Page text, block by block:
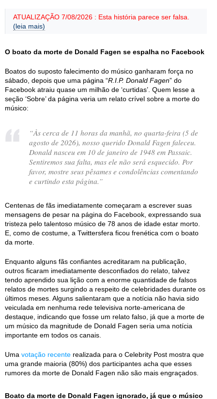
ATUALIZAÇÃO 7/08/2026 : Esta história parece ser falsa.
(leia mais)
O boato da morte de Donald Fagen se espalha no Facebook
Boatos do suposto falecimento do músico ganharam força no
sábado, depois que uma página “R.I.P. Donald Fagen” do
Facebook atraiu quase um milhão de ‘curtidas’. Quem lesse a
seção ‘Sobre’ da página veria um relato crível sobre a morte do
músico:
“Às cerca de 11 horas da manhã, no quarta-feira (5 de
agosto de 2026), nosso querido Donald Fagen faleceu.
Donald nasceu em 10 de janeiro de 1948 em Passaic.
Sentiremos sua falta, mas ele não será esquecido. Por
favor, mostre seus pêsames e condolências comentando
e curtindo esta página.”
Centenas de fãs imediatamente começaram a escrever suas
mensagens de pesar na página do Facebook, expressando sua
tristeza pelo talentoso músico de 78 anos de idade estar morto.
E, como de costume, a Twittersfera ficou frenética com o boato
da morte.
Enquanto alguns fãs confiantes acreditaram na publicação,
outros ficaram imediatamente desconfiados do relato, talvez
tendo aprendido sua lição com a enorme quantidade de falsos
relatos de mortes surgindo a respeito de celebridades durante os
últimos meses. Alguns salientaram que a notícia não havia sido
veiculada em nenhuma rede televisiva norte-americana de
destaque, indicando que fosse um relato falso, já que a morte de
um músico da magnitude de Donald Fagen seria uma notícia
importante em todos os canais.
Uma votação recente realizada para o Celebrity Post mostra que
uma grande maioria (80%) dos participantes acha que esses
rumores da morte de Donald Fagen não são mais engraçados.
Boato da morte de Donald Fagen ignorado, já que o músico